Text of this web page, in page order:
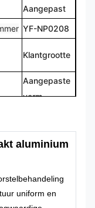
Aangepast
YF-NP0208
Klantgrootte
Aangepaste
vorm
maat
gemaakt
aluminium
uniform en